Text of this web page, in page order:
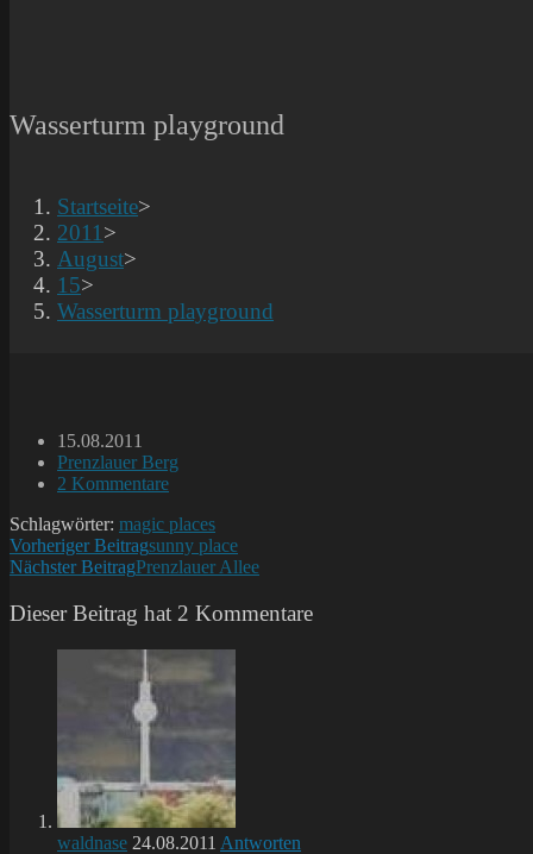
Wasserturm playground
Startseite>
2011 >
August>
15>
Wasserturm playground
Beitrag
veröffentlicht:
15.08.2011
Beitrags-
Kategorie:
Prenzlauer Berg
Beitrags-
2 Kommentare
Schlagwörter: magic places
Weitere
Artikel
ansehen
Vorheriger Beitragsunny place
Nächster BeitragPrenzlauer Allee
Dieser Beitrag hat 2 Kommentare
waldnase 24.08.2011 Antworten